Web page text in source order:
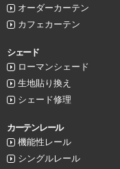
オーダーカーテン
カフェカーテン
シェード
ローマンシェード
生地貼り換え
シェード修理
カーテンレール
機能性レール
シングルレール